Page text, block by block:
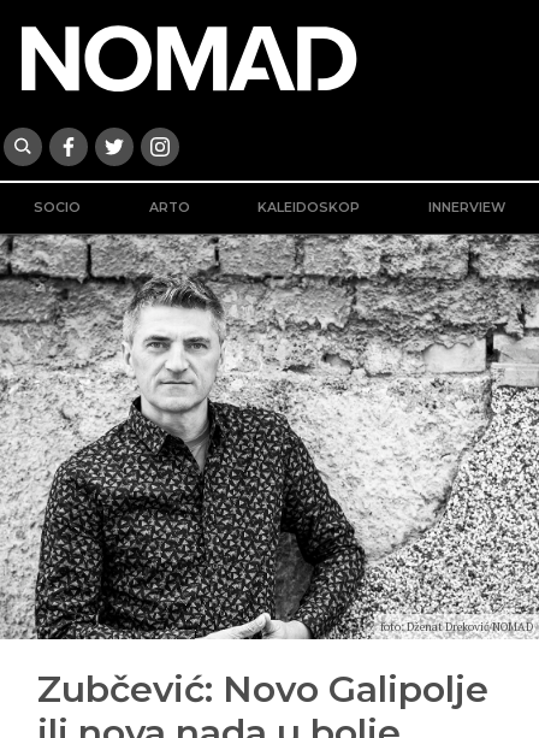
SOCIO ARTO KALEIDOSKOP INNERVIEW
foto: Dženat Dreković/NOMAD
Zubčević: Novo Galipolje